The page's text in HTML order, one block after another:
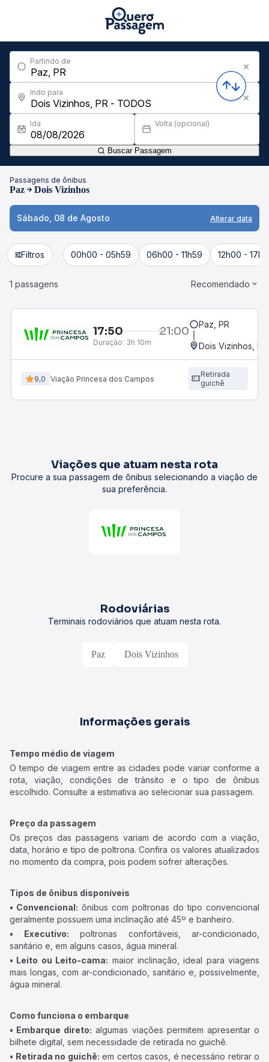
Partindo de
Indo para
Ida Volta (opcional)
Buscar Passagem
Passagens de ônibus
Paz Dois Vizinhos
Sábado, 08 de Agosto Alterar data
Filtros 00h00 - 05h59 06h00 - 11h59 12h00 -
1 passagens Recomendado
17:50 21:00
Duração: 3h 10m
Paz, PR
Dois Vizinhos, PR
9,0 Viação Princesa dos Campos
Retirada
guichê
Viações que atuam nesta rota
Procure a sua passagem de ônibus selecionando a viação de
sua preferência.
Rodoviárias
Terminais rodoviários que atuam nesta rota.
Paz Dois Vizinhos
Informações gerais
Tempo médio de viagem
O tempo de viagem entre as cidades pode variar conforme a
rota, viação, condições de trânsito e o tipo de ônibus
escolhido. Consulte a estimativa ao selecionar sua passagem.
Preço da passagem
Os preços das passagens variam de acordo com a viação,
data, horário e tipo de poltrona. Confira os valores atualizados
no momento da compra, pois podem sofrer alterações.
Tipos de ônibus disponíveis
• Convencional: ônibus com poltronas do tipo convencional
geralmente possuem uma inclinação até 45º e banheiro.
• Executivo: poltronas confortáveis, ar-condicionado,
sanitário e, em alguns casos, água mineral.
• Leito ou Leito-cama: maior inclinação, ideal para viagens
mais longas, com ar-condicionado, sanitário e, possivelmente,
água mineral.
Como funciona o embarque
• Embarque direto: algumas viações permitem apresentar o
bilhete digital, sem necessidade de retirada no guichê.
• Retirada no guichê: em certos casos, é necessário retirar o